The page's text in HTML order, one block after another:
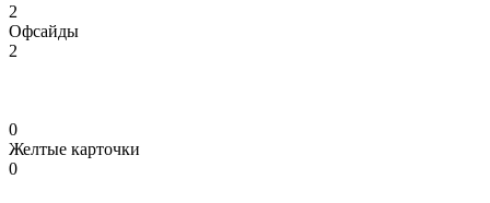
2
Офсайды
2
0
Желтые карточки
0